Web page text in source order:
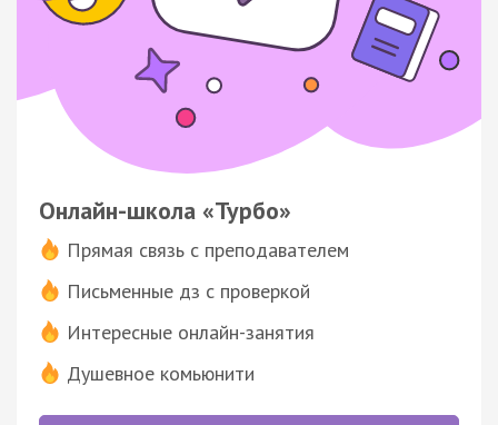
Онлайн-школа «Турбо»
Прямая связь с преподавателем
Письменные дз с проверкой
Интересные онлайн-занятия
Душевное комьюнити